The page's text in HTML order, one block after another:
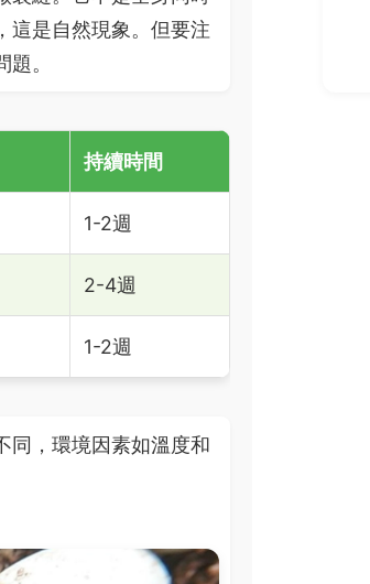
這是自然現象。但要注
。
持續時間
1-2週
2-4週
1-2週
同，環境因素如溫度和